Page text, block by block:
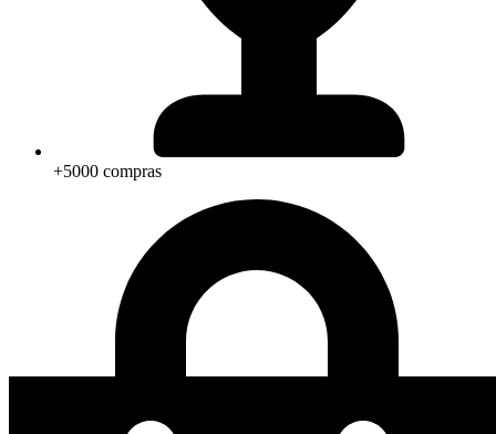
+5000 compras